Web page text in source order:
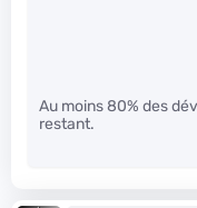
Au moins 80% des
restant.